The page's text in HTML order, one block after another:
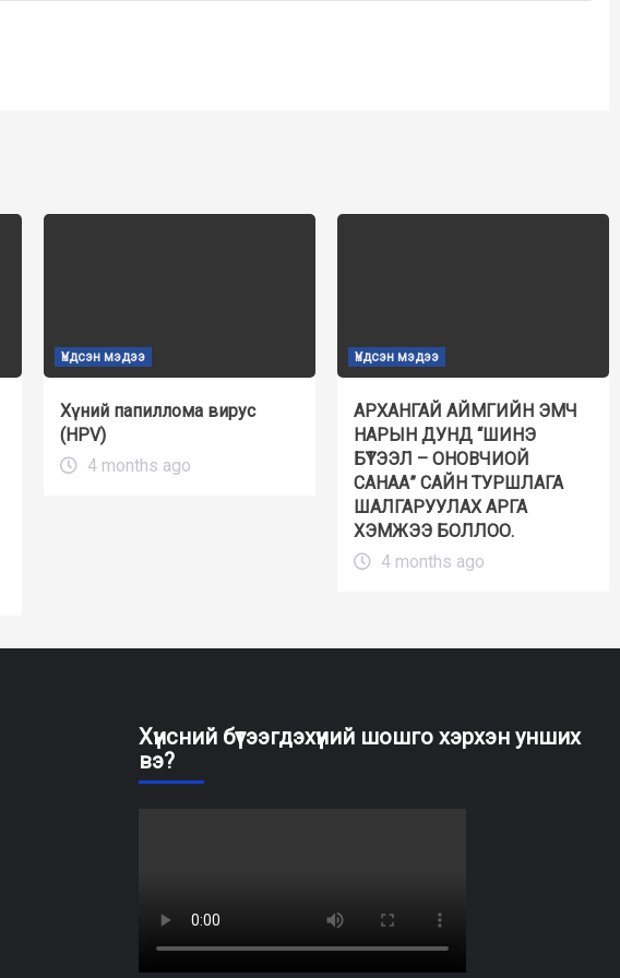
Үндсэн мэдээ
Хүний папиллома вирус
(HPV)
4 months ago
Үндсэн мэдээ
АРХАНГАЙ АЙМГИЙН ЭМЧ
НАРЫН ДУНД “ШИНЭ
БҮТЭЭЛ – ОНОВЧИОЙ
САНАА” САЙН ТУРШЛАГА
ШАЛГАРУУЛАХ АРГА
ХЭМЖЭЭ БОЛЛОО.
4 months ago
Хүнсний бүтээгдэхүүний шошго хэрхэн унших
вэ?